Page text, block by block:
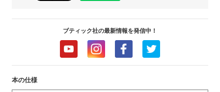
ブティック社の最新情報を発信中！
本の仕様